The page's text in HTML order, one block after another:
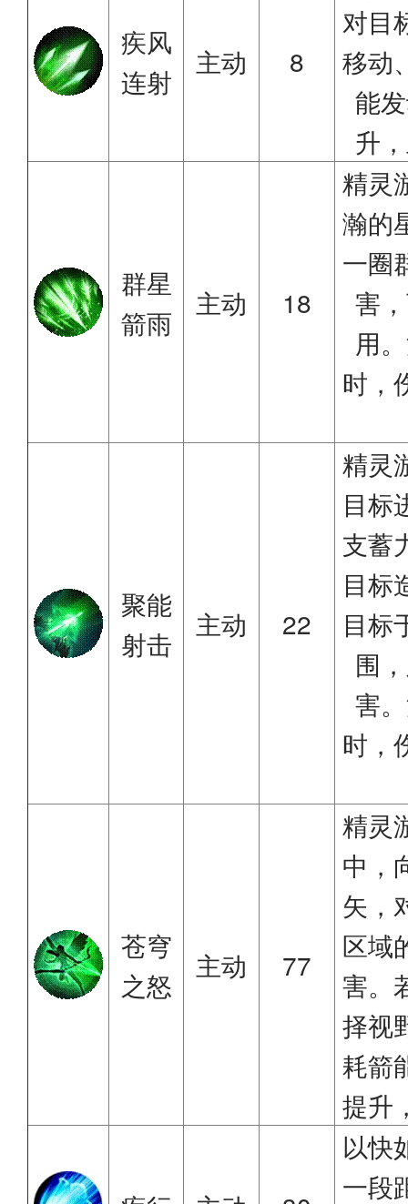
疾风
连射
主动 8
对目
移动
能
升
群星
箭雨
主动 18
精灵
瀚的
一圈
害
用
时，
聚能
射击
主动 22
精灵
目标
支蓄
目标
目标
围
害
时，
苍穹
之怒
主动 77
精灵
中，
矢，
区域
害。
择视
耗箭
提升
以快
一段